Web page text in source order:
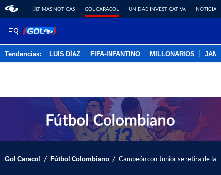
ÚLTIMAS NOTICAS GOL CARACOL UNIDAD INVESTIGATIVA NOTICIAS
Tendencias: LUIS DÍAZ FIFA-INFANTINO MILLONARIOS
Gol Caracol / Fútbol Colombiano / Campeón con Junior se retira de